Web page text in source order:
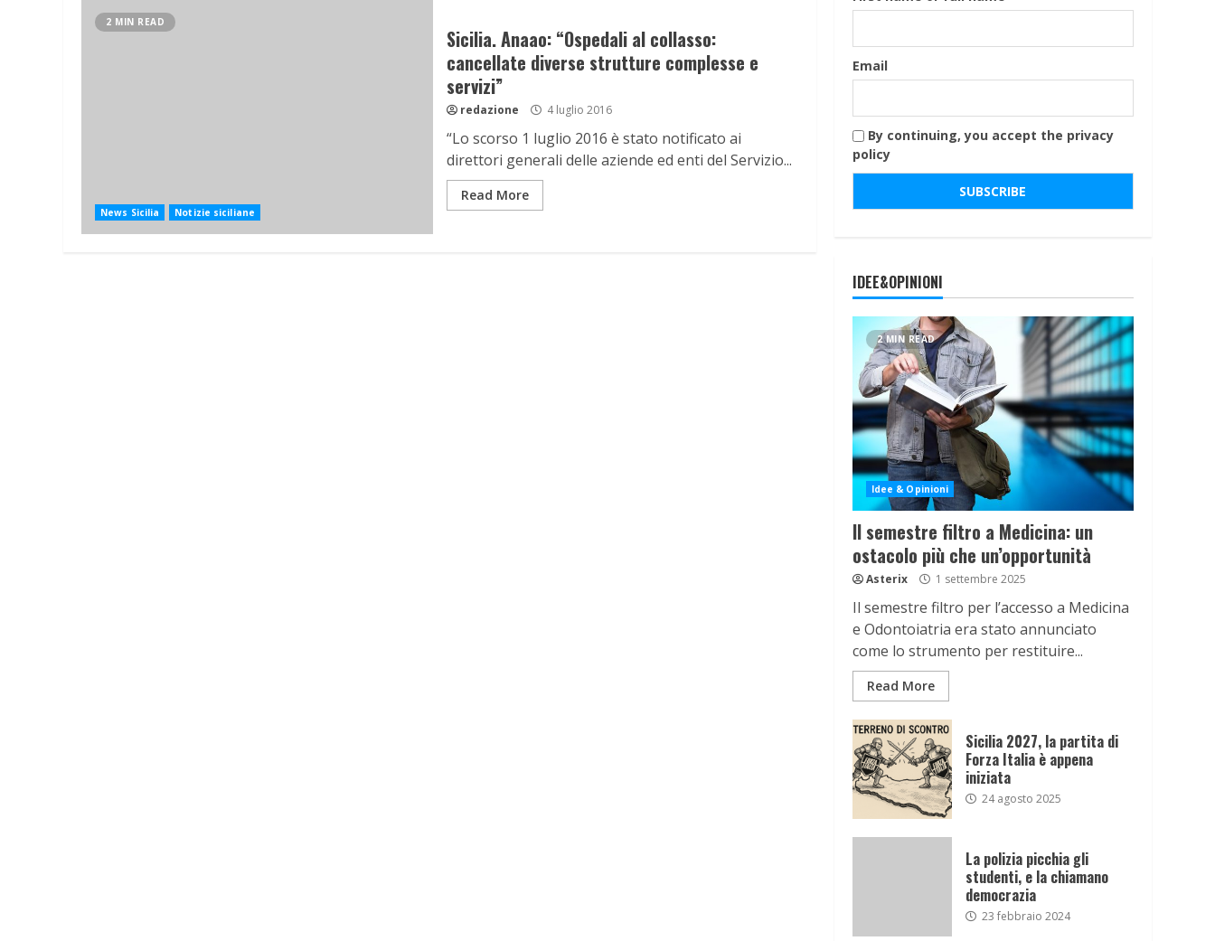
2 MIN READ
News Sicilia Notizie siciliane
Sicilia. Anaao: “Ospedali al collasso:
cancellate diverse strutture complesse e
servizi”
redazione 4 luglio 2016
“Lo scorso 1 luglio 2016 è stato notificato ai
direttori generali delle aziende ed enti del Servizio...
Read More
Email
By continuing, you accept the privacy
policy
IDEE&OPINIONI
2 MIN READ
Idee & Opinioni
Il semestre filtro a Medicina: un
ostacolo più che un’opportunità
Asterix 1 settembre 2025
Il semestre filtro per l’accesso a Medicina
e Odontoiatria era stato annunciato
come lo strumento per restituire...
Read More
Sicilia 2027, la partita di
Forza Italia è appena
iniziata
24 agosto 2025
La polizia picchia gli
studenti, e la chiamano
democrazia
23 febbraio 2024